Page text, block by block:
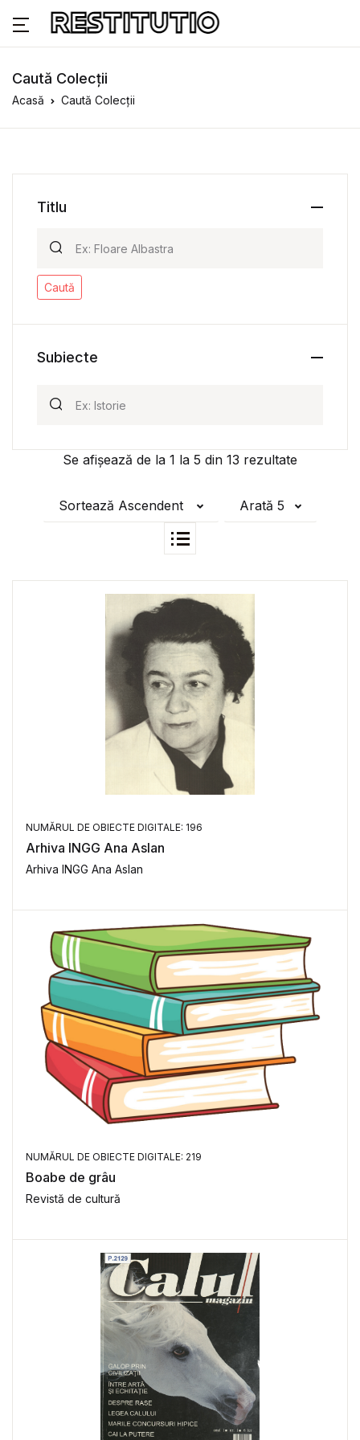
Caută Colecții
Acasă Caută Colecții
Se afișează de la 1 la 5 din 13 rezultate
Sortează Ascendent Arată 5
NUMĂRUL DE OBIECTE DIGITALE: 196
Arhiva INGG Ana Aslan
Arhiva INGG Ana Aslan
NUMĂRUL DE OBIECTE DIGITALE: 219
Boabe de grâu
Revistă de cultură
Titlu
Caută
Subiecte